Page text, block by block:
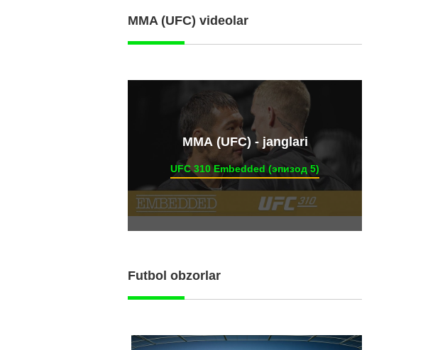
MMA (UFC) videolar
ММА (UFC) - janglari
UFC 310 Embedded (эпизод 5)
Futbol obzorlar